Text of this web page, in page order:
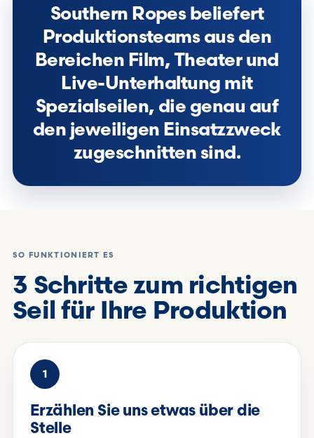
Southern Ropes beliefert
Produktionsteams aus den
Bereichen Film, Theater und
Live-Unterhaltung mit
Spezialseilen, die genau auf
den jeweiligen Einsatzzweck
zugeschnitten sind.
SO FUNKTIONIERT ES
3 Schritte zum richtigen
Seil für Ihre Produktion
1
Erzählen Sie uns etwas über die
Stelle